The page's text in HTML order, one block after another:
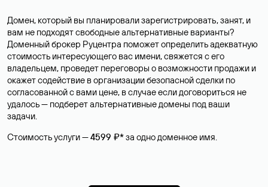
Домен, который вы планировали зарегистрировать, занят, и
вам не подходят свободные альтернативные варианты?
Доменный брокер Руцентра поможет определить адекватную
стоимость интересующего вас имени, свяжется с его
владельцем, проведет переговоры о возможности продажи и
окажет содействие в организации безопасной сделки по
согласованной с вами цене, в случае если договориться не
удалось — подберет альтернативные домены под ваши
задачи.
Стоимость услуги —4599 ₽*за одно доменное имя.